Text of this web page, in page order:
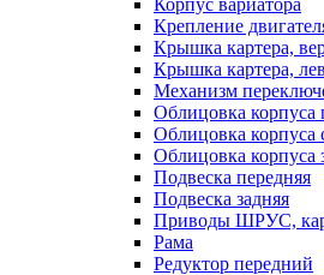
Корпус вариатора
Крепление
Крышка картера,
Крышка картера,
Механизм
Облицовка корпуса
Облицовка корпуса
Облицовка корпуса
Подвеска передняя
Подвеска задняя
Приводы ШРУС,
Рама
Редуктор передний